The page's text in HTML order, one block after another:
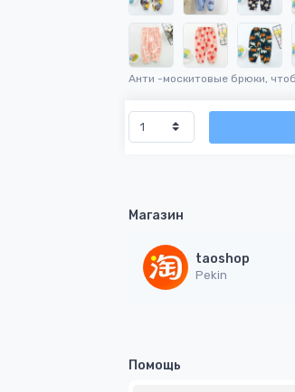
Анти -москитовые брюки,
Магазин
taoshop
Pekin
Помощь